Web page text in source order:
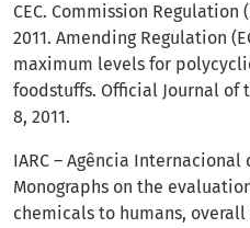
CEC. Commission Regulation
2011. Amending Regulation
maximum levels for
foodstuffs. Official Journal of
8, 2011.
IARC – Agência Internacional
Monographs on the
chemicals to humans,